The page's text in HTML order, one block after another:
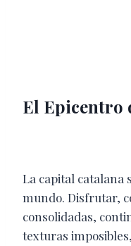
El Epicentro
La capital catalana
mundo. Disfrutar,
consolidadas,
texturas